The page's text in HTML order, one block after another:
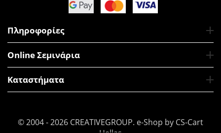
Πληροφορίες
Online Σεμινάρια
Καταστήματα
© 2004 - 2026 CREATIVEGROUP. e-Shop by CS-Cart